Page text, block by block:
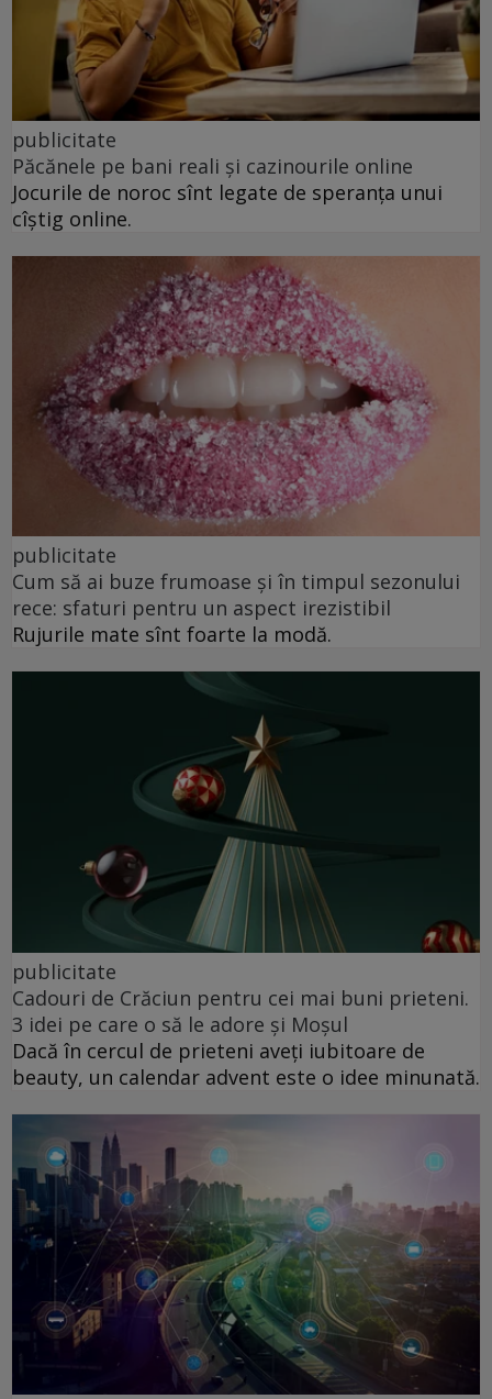
publicitate
Păcănele pe bani reali și cazinourile online
Jocurile de noroc sînt legate de speranța unui
cîștig online.
publicitate
Cum să ai buze frumoase şi în timpul sezonului
rece: sfaturi pentru un aspect irezistibil
Rujurile mate sînt foarte la modă.
publicitate
Cadouri de Crăciun pentru cei mai buni prieteni.
3 idei pe care o să le adore și Moșul
Dacă în cercul de prieteni aveți iubitoare de
beauty, un calendar advent este o idee minunată.